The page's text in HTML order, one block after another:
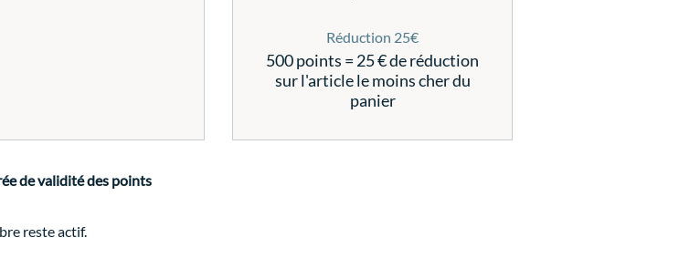
Réduction 25€
500 points = 25 € de réduction
sur l'article le moins cher du
panier
de validité des points
reste actif.